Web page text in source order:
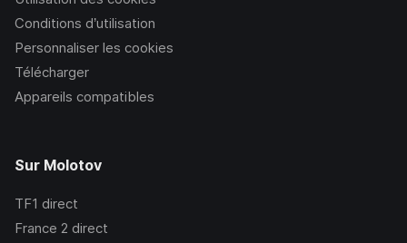
Conditions d’utilisation
Personnaliser les cookies
Télécharger
Appareils compatibles
Sur Molotov
TF1 direct
France 2 direct